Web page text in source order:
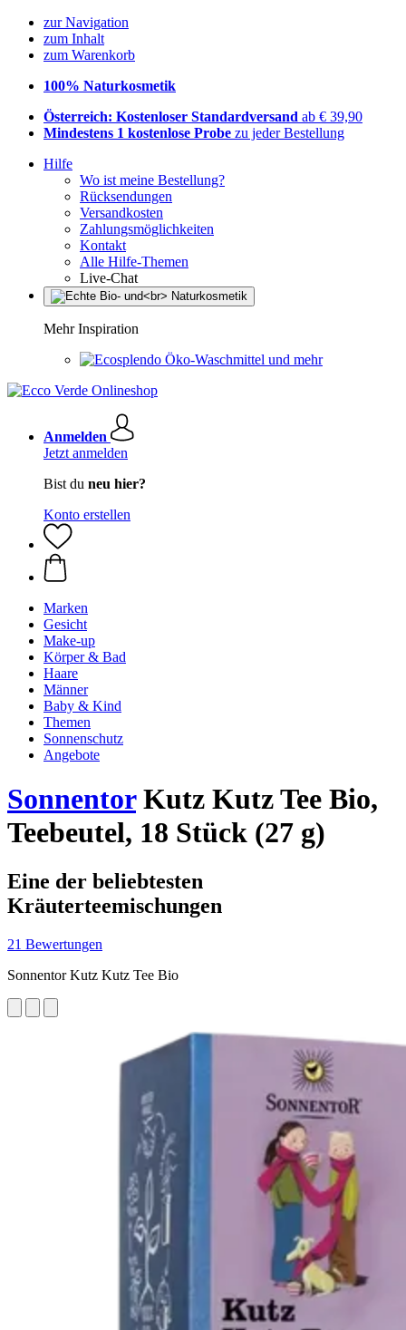
zur Navigation
zum Inhalt
zum Warenkorb
100% Naturkosmetik
Österreich: Kostenloser Standardversand ab € 39,90
Mindestens 1 kostenlose Probe zu jeder Bestellung
Hilfe
Wo ist meine Bestellung?
Rücksendungen
Versandkosten
Zahlungsmöglichkeiten
Kontakt
Alle Hilfe-Themen
Live-Chat
Mehr Inspiration
Öko-Waschmittel und mehr
Anmelden
Jetzt anmelden
Bist du neu hier?
Konto erstellen
Marken
Gesicht
Make-up
Körper & Bad
Haare
Männer
Baby & Kind
Themen
Sonnenschutz
Angebote
SonnentorKutz Kutz Tee Bio,
Teebeutel, 18 Stück (27 g)
Eine der beliebtesten
Kräuterteemischungen
21 Bewertungen
Sonnentor Kutz Kutz Tee Bio